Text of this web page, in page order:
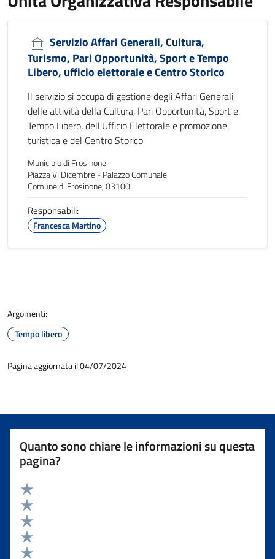
Servizio Affari Generali, Cultura,
Turismo, Pari Opportunità, Sport e Tempo
Libero, ufficio elettorale e Centro Storico
Il servizio si occupa di gestione degli Affari Generali,
delle attività della Cultura, Pari Opportunità, Sport e
Tempo Libero, dell'Ufficio Elettorale e promozione
turistica e del Centro Storico
Municipio di Frosinone
Piazza VI Dicembre - Palazzo Comunale
Comune di Frosinone, 03100
Responsabili:
Francesca Martino
Argomenti:
Tempo libero
Pagina aggiornata il 04/07/2024
Quanto sono chiare le informazioni su questa
pagina?
Valuta 5 stelle su 5
Valuta 4 stelle su 5
Valuta 3 stelle su 5
Valuta 2 stelle su 5